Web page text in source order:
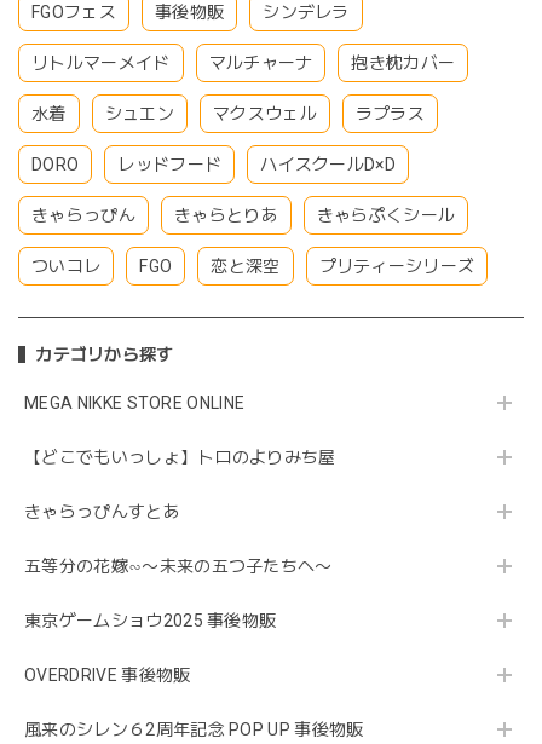
FGOフェス 事後物販 シンデレラ
リトルマーメイド マルチャーナ 抱き枕カバー
水着 シュエン マクスウェル ラプラス
DORO レッドフード ハイスクールD×D
きゃらっぴん きゃらとりあ きゃらぷくシール
ついコレ FGO 恋と深空 プリティーシリーズ
カテゴリから探す
MEGA NIKKE STORE ONLINE
【どこでもいっしょ】トロのよりみち屋
きゃらっぴんすとあ
五等分の花嫁∽〜未来の五つ子たちへ〜
東京ゲームショウ2025 事後物販
OVERDRIVE 事後物販
風来のシレン６2周年記念 POP UP 事後物販